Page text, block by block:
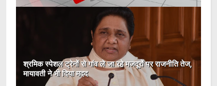
श्रमिक स्पेशल ट्रेनों से गांव ले जा रहे मजदूरों पर राजनीति तेज,
मायावती ने भी दिया मदद